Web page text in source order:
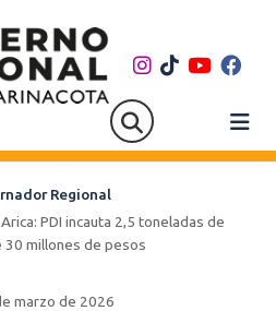
Regional
PDI incauta 2,5 toneladas de
30 millones de pesos
marzo de 2026